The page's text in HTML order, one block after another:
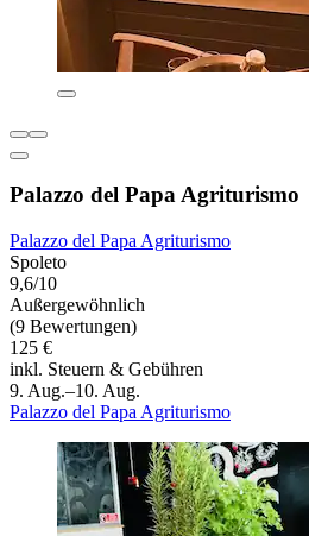
Palazzo del Papa Agriturismo
Palazzo del Papa Agriturismo
Spoleto
9,6/10
Außergewöhnlich
(9 Bewertungen)
125 €
inkl. Steuern & Gebühren
9. Aug.–10. Aug.
Palazzo del Papa Agriturismo